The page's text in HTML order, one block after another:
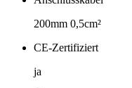
200mm 0,5cm²
CE-Zertifiziert
ja